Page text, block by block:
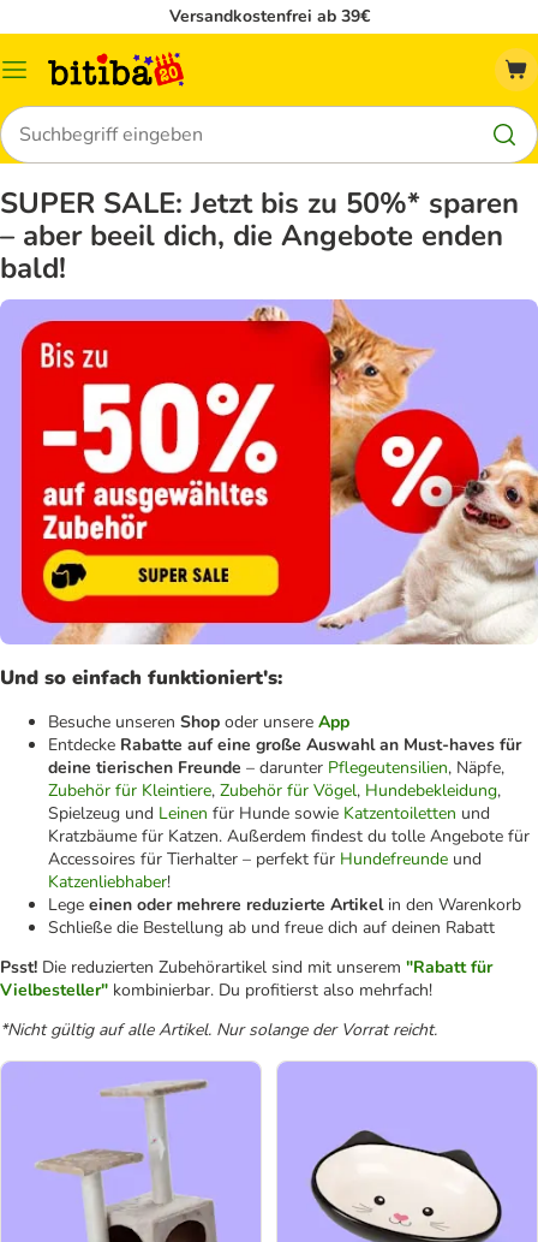
Versandkostenfrei ab 39€
Menü
Suchen
SUPER SALE: Jetzt bis zu 50%* sparen
– aber beeil dich, die Angebote enden
bald!
Und so einfach funktioniert's:
Besuche unseren Shop oder unsere App
Entdecke Rabatte auf eine große Auswahl an Must-haves für
deine tierischen Freunde – darunter Pflegeutensilien, Näpfe,
Zubehör für Kleintiere, Zubehör für Vögel, Hundebekleidung,
Spielzeug und Leinen für Hunde sowie Katzentoiletten und
Kratzbäume für Katzen. Außerdem findest du tolle Angebote für
Accessoires für Tierhalter – perfekt für Hundefreunde und
Katzenliebhaber!
Lege einen oder mehrere reduzierte Artikelin den Warenkorb
Schließe die Bestellung ab und freue dich auf deinen Rabatt
Psst! Die reduzierten Zubehörartikel sind mit unserem "Rabatt für
Vielbesteller" kombinierbar. Du profitierst also mehrfach!
*Nicht gültig auf alle Artikel. Nur solange der Vorrat reicht.